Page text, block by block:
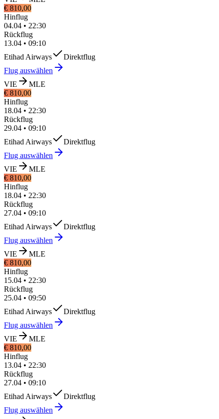
€ 810,00
Hinflug
04.04 • 22:30
Rückflug
13.04 • 09:10
Etihad Airways
Direktflug
Flug auswählen
VIE
MLE
€ 810,00
Hinflug
18.04 • 22:30
Rückflug
29.04 • 09:10
Etihad Airways
Direktflug
Flug auswählen
VIE
MLE
€ 810,00
Hinflug
18.04 • 22:30
Rückflug
27.04 • 09:10
Etihad Airways
Direktflug
Flug auswählen
VIE
MLE
€ 810,00
Hinflug
15.04 • 22:30
Rückflug
25.04 • 09:50
Etihad Airways
Direktflug
Flug auswählen
VIE
MLE
€ 810,00
Hinflug
13.04 • 22:30
Rückflug
27.04 • 09:10
Etihad Airways
Direktflug
Flug auswählen